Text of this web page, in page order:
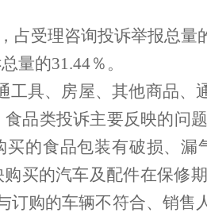
占受理咨询投诉举报总量
量的31.44％。
具、房屋、其他商品、
食品类投诉主要反映的问
的食品包装有破损、漏
买的汽车及配件在保修
订购的车辆不符合、销